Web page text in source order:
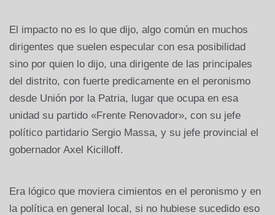
El impacto no es lo que dijo, algo común en muchos
dirigentes que suelen especular con esa posibilidad
sino por quien lo dijo, una dirigente de las principales
del distrito, con fuerte predicamente en el peronismo
desde Unión por la Patria, lugar que ocupa en esa
unidad su partido «Frente Renovador», con su jefe
político partidario Sergio Massa, y su jefe provincial el
gobernador Axel Kicilloff.
Era lógico que moviera cimientos en el peronismo y en
la política en general local, si no hubiese sucedido eso